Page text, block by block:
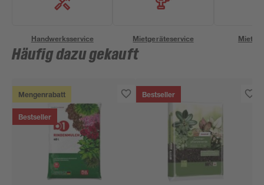
Handwerksservice Mietgeräteservice
Häufig dazu gekauft
Mengenrabatt
Bestseller
Bestseller